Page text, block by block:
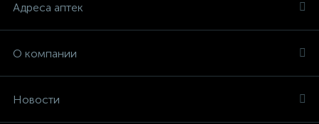
Адреса аптек
О компании
Новости